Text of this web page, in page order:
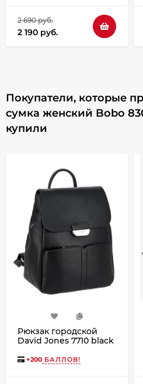
2 690 руб.
2 190 руб.
Покупатели, которые
сумка женский Bobo
купили
Рюкзак городской
David Jones 7710 black
+200 БАЛЛОВ!